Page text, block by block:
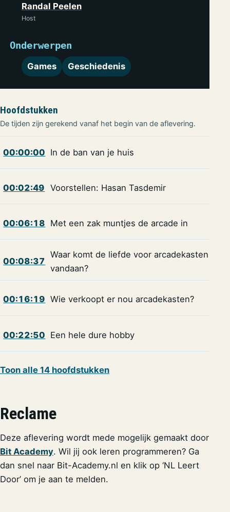
Randal Peelen
Host
Onderwerpen
Games Geschiedenis
Hoofdstukken
De tijden zijn gerekend vanaf het begin van de aflevering.
00:00:00 In de ban van je huis
00:02:49 Voorstellen: Hasan Tasdemir
00:06:18 Met een zak muntjes de arcade in
00:08:37
Waar komt de liefde voor arcadekasten
vandaan?
00:16:19 Wie verkoopt er nou arcadekasten?
00:22:50 Een hele dure hobby
Toon alle 14 hoofdstukken
Reclame
Deze aflevering wordt mede mogelijk gemaakt door
Bit Academy. Wil jij ook leren programmeren? Ga
dan snel naar Bit-Academy.nl en klik op ‘NL Leert
Door’ om je aan te melden.